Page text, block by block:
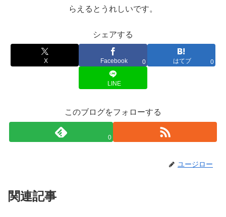
らえるとうれしいです。
シェアする
X Facebook 0 はてブ 0
LINE
このブログをフォローする
0
ユージロー
関連記事